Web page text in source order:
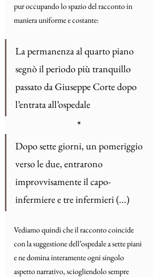
pur occupando lo spazio del racconto in
maniera uniforme e costante:
La permanenza al quarto piano
segnò il periodo più tranquillo
passato da Giuseppe Corte dopo
l’entrata all’ospedale
*
Dopo sette giorni, un pomeriggio
verso le due, entrarono
improvvisamente il capo-
infermiere e tre infermieri (...)
Vediamo quindi che il racconto coincide
con la suggestione dell’ospedale a sette piani
e ne domina interamente ogni singolo
aspetto narrativo, sciogliendolo sempre